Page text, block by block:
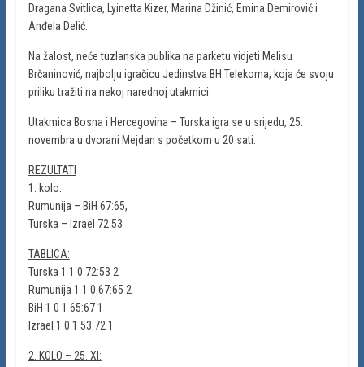
Dragana Svitlica, Lyinetta Kizer, Marina Džinić, Emina Demirović i
Anđela Delić.
Na žalost, neće tuzlanska publika na parketu vidjeti Melisu
Brčaninović, najbolju igračicu Jedinstva BH Telekoma, koja će svoju
priliku tražiti na nekoj narednoj utakmici.
Utakmica Bosna i Hercegovina – Turska igra se u srijedu, 25.
novembra u dvorani Mejdan s početkom u 20 sati.
REZULTATI
1. kolo:
Rumunija – BiH 67:65,
Turska – Izrael 72:53
TABLICA:
Turska 1 1 0 72:53 2
Rumunija 1 1 0 67:65 2
BiH 1 0 1 65:67 1
Izrael 1 0 1 53:72 1
2. KOLO – 25. XI: